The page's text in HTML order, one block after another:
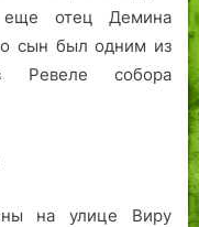
еще отец Демина
сын был одним из
Ревеле собора
на улице Виру